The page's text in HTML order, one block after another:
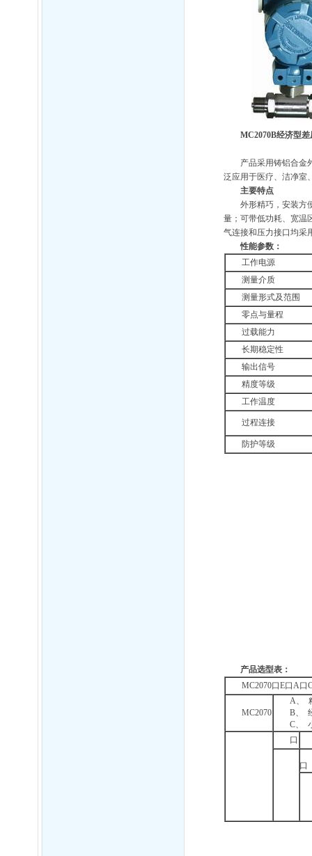
MC2070B经济型
产品采用铸铝合金
泛应用于医疗、洁净室
主要特点
外形精巧，安装方
量；可带低功耗、宽温
气连接和压力接口均采
性能参数：
工作电源
测量介质
测量形式及范围
零点与量程
过载能力
长期稳定性
输出信号
精度等级
工作温度
过程连接
防护等级
产品选型表：
MC2070口E口A口
MC2070
A、
B、
C、
口
口